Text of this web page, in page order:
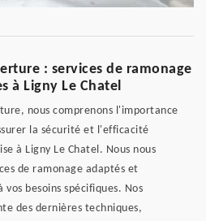
: services de ramonage
à Ligny Le Chatel
nous comprenons l'importance
la sécurité et l'efficacité
à Ligny Le Chatel. Nous nous
de ramonage adaptés et
besoins spécifiques. Nos
des dernières techniques,